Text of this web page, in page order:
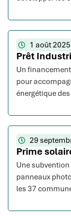
1 août 2025
Prêt
Un
pour
énergétique
29
Prime
Une
panneaux
les 37